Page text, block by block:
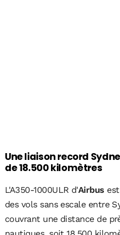
Une liaison record
de 18.500 kilomètres
L'A350-1000ULR d'Airbus
des vols sans escale entre
couvrant une distance de